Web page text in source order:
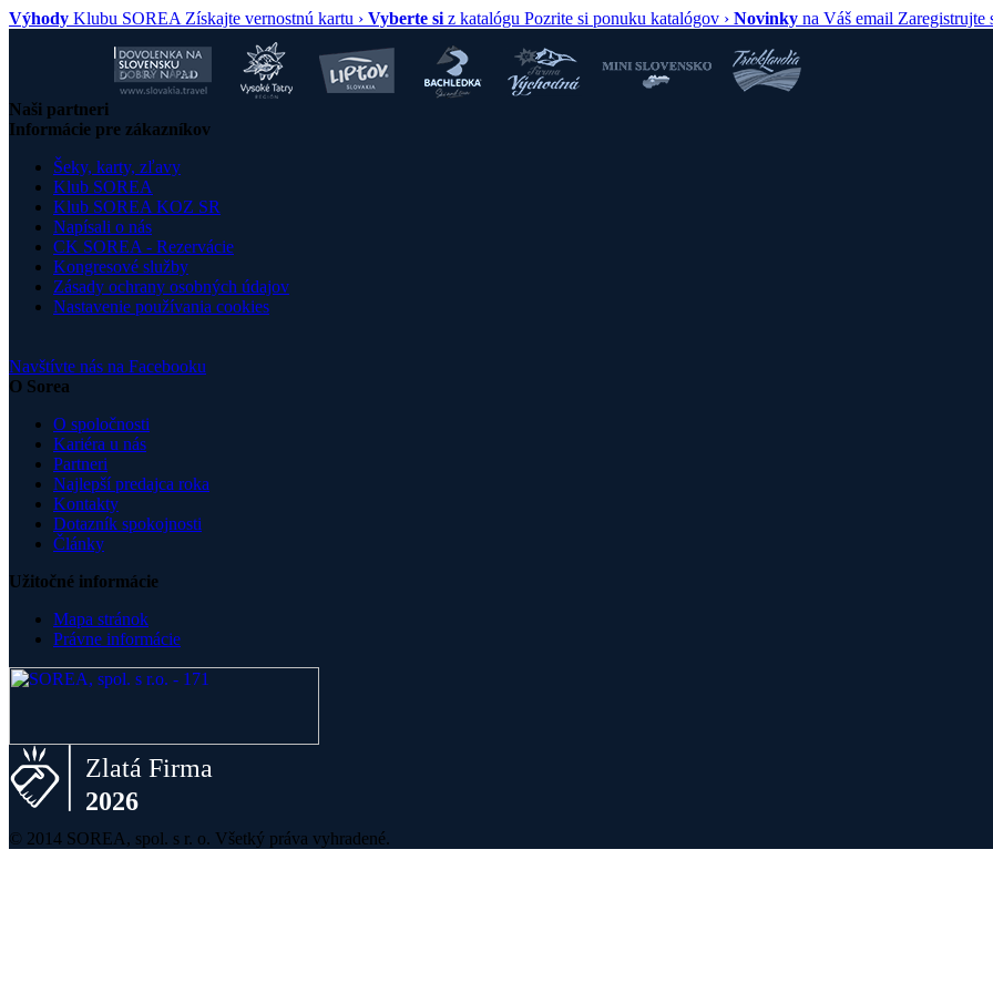
Výhody Klubu SOREA Získajte vernostnú kartu › Vyberte si z katalógu Pozrite si ponuku katalógov › Novinky na Váš email Zaregistrujte
Naši partneri
Informácie pre zákazníkov
Šeky, karty, zľavy
Klub SOREA
Klub SOREA KOZ SR
Napísali o nás
CK SOREA - Rezervácie
Kongresové služby
Zásady ochrany osobných údajov
Nastavenie používania cookies
Navštívte nás na Facebooku
O Sorea
O spoločnosti
Kariéra u nás
Partneri
Najlepší predajca roka
Kontakty
Dotazník spokojnosti
Články
Užitočné informácie
Mapa stránok
Právne informácie
© 2014 SOREA, spol. s r. o. Všetký práva vyhradené.